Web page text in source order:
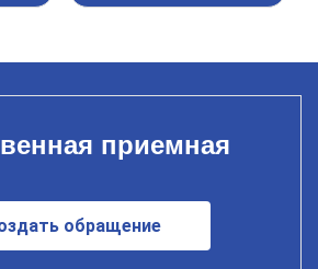
приемная
обращение